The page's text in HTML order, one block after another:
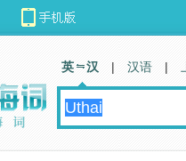
英 汉 | 汉语 |